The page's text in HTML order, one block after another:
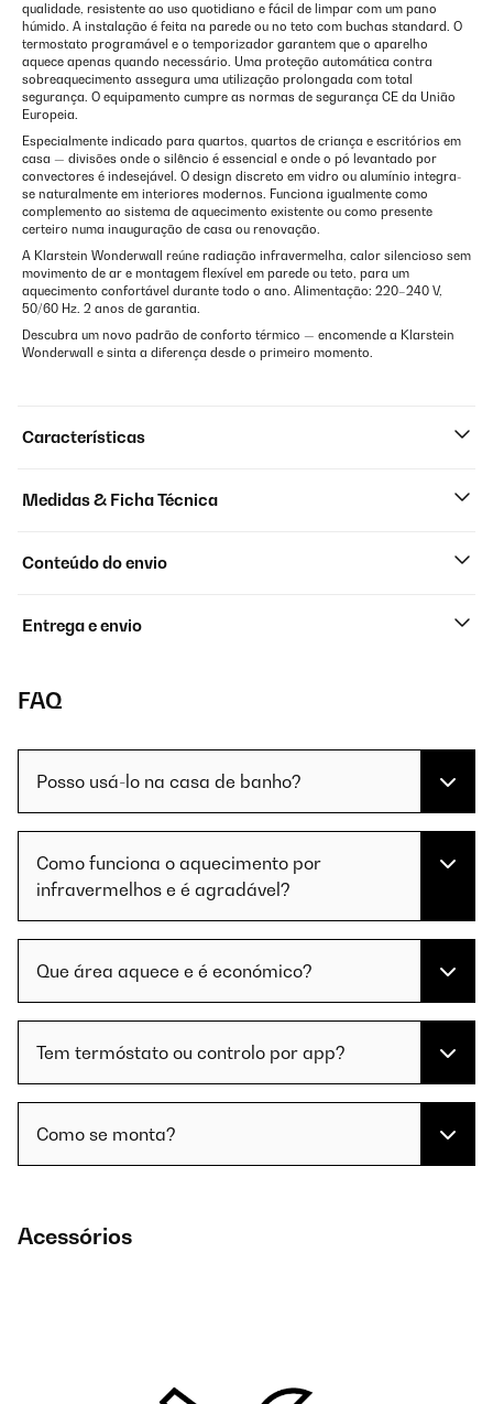
qualidade, resistente ao uso quotidiano e fácil de limpar com um pano
húmido. A instalação é feita na parede ou no teto com buchas standard. O
termostato programável e o temporizador garantem que o aparelho
aquece apenas quando necessário. Uma proteção automática contra
sobreaquecimento assegura uma utilização prolongada com total
segurança. O equipamento cumpre as normas de segurança CE da União
Europeia.
Especialmente indicado para quartos, quartos de criança e escritórios em
casa — divisões onde o silêncio é essencial e onde o pó levantado por
convectores é indesejável. O design discreto em vidro ou alumínio integra-
se naturalmente em interiores modernos. Funciona igualmente como
complemento ao sistema de aquecimento existente ou como presente
certeiro numa inauguração de casa ou renovação.
A Klarstein Wonderwall reúne radiação infravermelha, calor silencioso sem
movimento de ar e montagem flexível em parede ou teto, para um
aquecimento confortável durante todo o ano. Alimentação: 220–240 V,
50/60 Hz. 2 anos de garantia.
Descubra um novo padrão de conforto térmico — encomende a Klarstein
Wonderwall e sinta a diferença desde o primeiro momento.
Características
Medidas & Ficha Técnica
Conteúdo do envio
Entrega e envio
FAQ
Posso usá-lo na casa de banho?
Como funciona o aquecimento por
infravermelhos e é agradável?
Que área aquece e é económico?
Tem termóstato ou controlo por app?
Como se monta?
Acessórios